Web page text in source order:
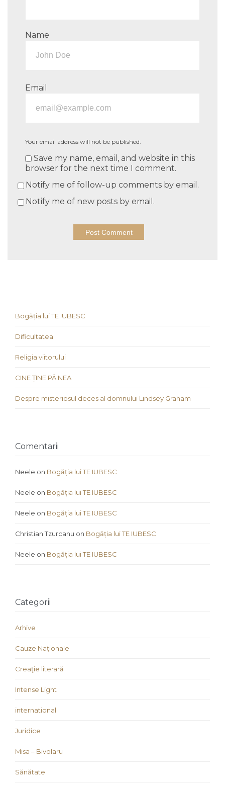
Name
Email
Your email address will not be published.
Save my name, email, and website in this
browser for the next time I comment.
Notify me of follow-up comments by email.
Notify me of new posts by email.
Bogăția lui TE IUBESC
Dificultatea
Religia viitorului
CINE ȚINE PÂINEA
Despre misteriosul deces al domnului Lindsey Graham
Comentarii
Neele on Bogăția lui TE IUBESC
Neele on Bogăția lui TE IUBESC
Neele on Bogăția lui TE IUBESC
Christian Tzurcanu on Bogăția lui TE IUBESC
Neele on Bogăția lui TE IUBESC
Categorii
Arhive
Cauze Naţionale
Creaţie literară
Intense Light
international
Juridice
Misa – Bivolaru
Sănătate